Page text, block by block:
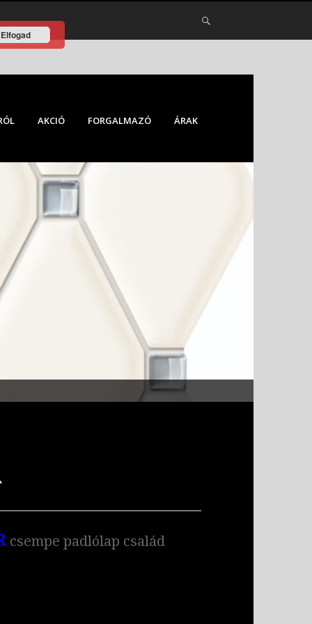
AKCIÓ FORGALMAZÓ ÁRAK
csempe padlólap család
Elfogad